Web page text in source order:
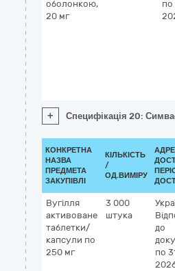
оболонкою,
20 мг
по
+ Специфікація 20:
КОНКРЕТНА
НАЗВА
ПРЕДМЕТА
ЗАКУПІВЛІ
КІЛЬКІСТЬ
/
ОД.ВИМІРУ
Вугілля
активоване
таблетки/
капсули по
250 мг
3 000
штука
до
по